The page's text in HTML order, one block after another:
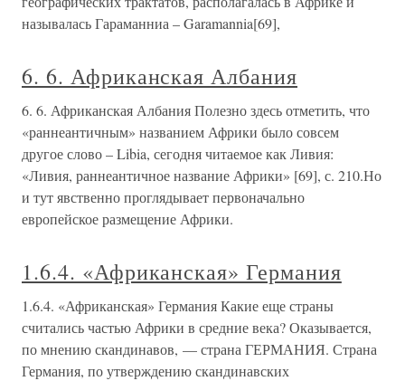
называлась Гараманниа – Garamannia[69],
6. 6. Африканская Албания
6. 6. Африканская Албания Полезно здесь отметить, что
«раннеантичным» названием Африки было совсем
другое слово – Libia, сегодня читаемое как Ливия:
«Ливия, раннеантичное название Африки» [69], с. 210.Но
и тут явственно проглядывает первоначально
европейское размещение Африки.
1.6.4. «Африканская» Германия
1.6.4. «Африканская» Германия Какие еще страны
считались частью Африки в средние века? Оказывается,
по мнению скандинавов, — страна ГЕРМАНИЯ. Страна
Германия, по утверждению скандинавских